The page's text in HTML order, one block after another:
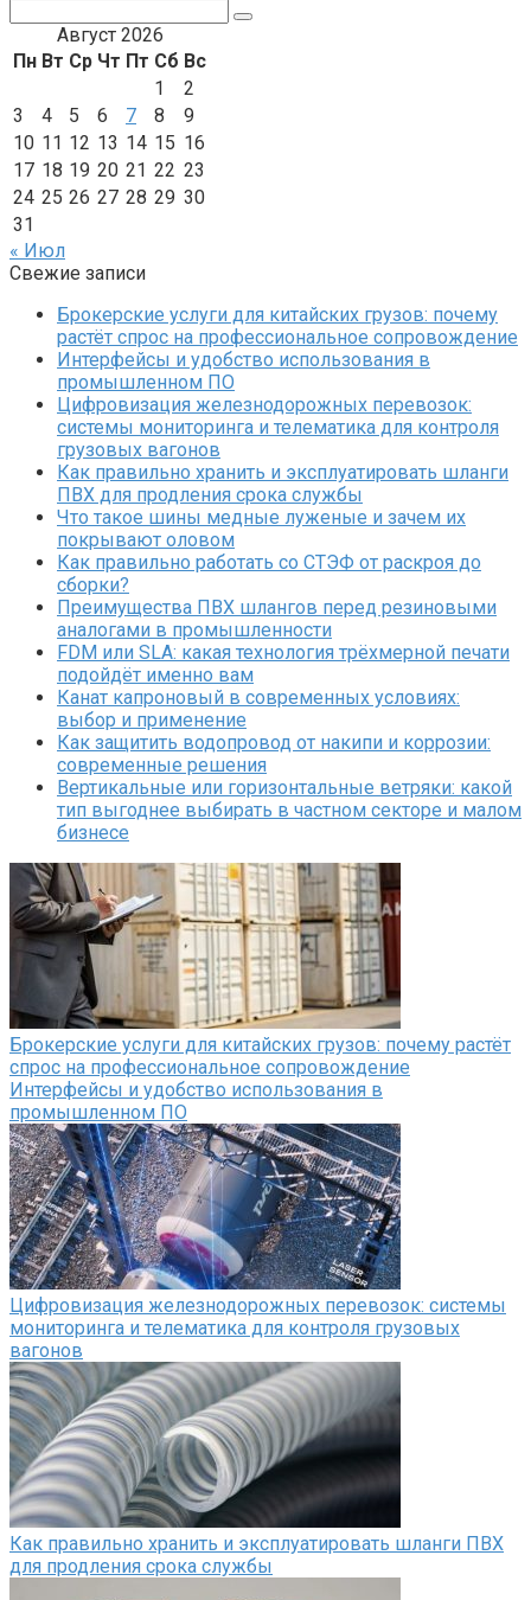
Август 2026
Пн Вт Ср Чт Пт Сб Вс
1
2
3
4 5 6 7 8
9
10 11 12 13 14 15 16
17 18 19 20 21 22 23
24 25 26 27 28 29 30
31
« Июл
Свежие записи
Брокерские услуги для китайских грузов: почему
растёт спрос на профессиональное сопровождение
Интерфейсы и удобство использования в
промышленном ПО
Цифровизация железнодорожных перевозок:
системы мониторинга и телематика для контроля
грузовых вагонов
Как правильно хранить и эксплуатировать шланги
ПВХ для продления срока службы
Что такое шины медные луженые и зачем их
покрывают оловом
Как правильно работать со СТЭФ от раскроя до
сборки?
Преимущества ПВХ шлангов перед резиновыми
аналогами в промышленности
FDM или SLA: какая технология трёхмерной печати
подойдёт именно вам
Канат капроновый в современных условиях:
выбор и применение
Как защитить водопровод от накипи и коррозии:
современные решения
Вертикальные или горизонтальные ветряки: какой
тип выгоднее выбирать в частном секторе и малом
бизнесе
Брокерские услуги для китайских грузов: почему растёт
спрос на профессиональное сопровождение
Интерфейсы и удобство использования в
промышленном ПО
Цифровизация железнодорожных перевозок: системы
мониторинга и телематика для контроля грузовых
вагонов
Как правильно хранить и эксплуатировать шланги ПВХ
для продления срока службы